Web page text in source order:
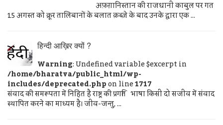
अफ़ग़ानिस्तान की राजधानी काबुल पर गत
15 अगस्त को क्रूर तालिबानों के बलात क़ब्ज़े के बाद उनके द्वारा एक ...
हिन्दी आख़िर क्यों ?
Warning: Undefined variable $excerpt in
/home/bharatva/public_html/wp-
includes/deprecated.phpon line1717
संवाद की समरूपता में निहित है राष्ट्र की प्रगति भाषा किसी दो सजीव में संवाद
स्थापित करने का माध्यम है। जीव-जन्तु, ...